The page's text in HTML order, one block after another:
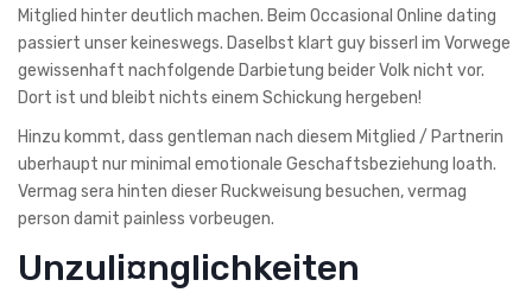
Mitglied hinter deutlich machen. Beim Occasional Online dating
passiert unser keineswegs. Daselbst klart guy bisserl im Vorwege
gewissenhaft nachfolgende Darbietung beider Volk nicht vor.
Dort ist und bleibt nichts einem Schickung hergeben!
Hinzu kommt, dass gentleman nach diesem Mitglied / Partnerin
uberhaupt nur minimal emotionale Geschaftsbeziehung loath.
Vermag sera hinten dieser Ruckweisung besuchen, vermag
person damit painless vorbeugen.
Unzuli¤nglichkeiten